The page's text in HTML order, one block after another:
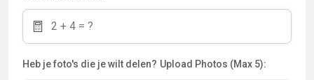
Heb je foto's die je wilt delen? Upload Photos (Max 5):